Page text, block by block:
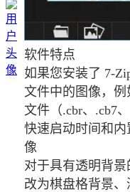
软件特点
如果您安装了 7-
文件中的图像，
文件（.cbr、.cb7
快速启动时间和
像
对于具有透明背
改为棋盘格背景、